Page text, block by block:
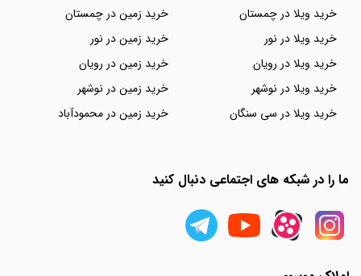
خرید ویلا در چمستان
خرید ویلا در نور
خرید ویلا در رویان
خرید ویلا در نوشهر
خرید ویلا در سی سنگان
خرید زمین در چمستان
خرید زمین در نور
خرید زمین در رویان
خرید زمین در نوشهر
خرید زمین در محمودآباد
ما را در شبکه های اجتماعی دنبال کنید